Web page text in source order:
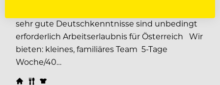
sehr gute Deutschkenntnisse sind unbedingt
erforderlich Arbeitserlaubnis für Österreich Wir
bieten: kleines, familiäres Team 5-Tage
Woche/40…